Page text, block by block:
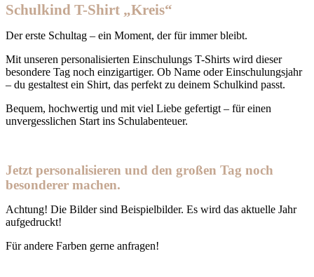
Schulkind T-Shirt „Kreis“
Der erste Schultag – ein Moment, der für immer bleibt.
Mit unseren personalisierten Einschulungs T-Shirts wird dieser
besondere Tag noch einzigartiger. Ob Name oder Einschulungsjahr
– du gestaltest ein Shirt, das perfekt zu deinem Schulkind passt.
Bequem, hochwertig und mit viel Liebe gefertigt – für einen
unvergesslichen Start ins Schulabenteuer.
Jetzt personalisieren und den großen Tag noch
besonderer machen.
Achtung! Die Bilder sind Beispielbilder. Es wird das aktuelle Jahr
aufgedruckt!
Für andere Farben gerne anfragen!